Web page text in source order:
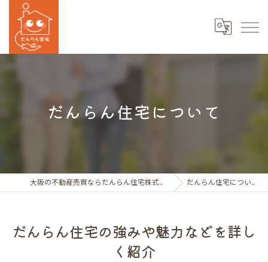
だんらん住宅について
大阪の不動産売買ならだんらん住宅株式会社 だんらん住宅について
だんらん住宅の強みや魅力などを詳し
く紹介